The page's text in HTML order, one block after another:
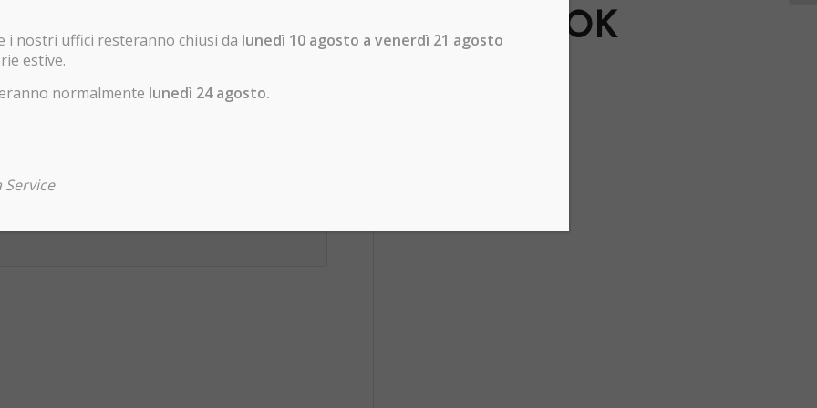
riportati di questo sito e conferisco il
delle informazioni inviate.
FACEBOOK
i nostri uffici resteranno chiusi da lunedì 10 agosto a venerdì 21 agosto
estive.
normalmente lunedì 24 agosto.